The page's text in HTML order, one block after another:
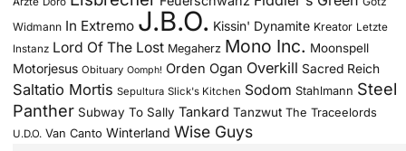
Widmann In Extremo J.B.O. Kissin' Dynamite Kreator Letzte
Instanz Lord Of The Lost Megaherz Mono Inc. Moonspell
Motorjesus Obituary Oomph! Orden Ogan Overkill Sacred Reich
Saltatio Mortis Sepultura Slick's Kitchen Sodom Stahlmann Steel
Panther Subway To Sally Tankard Tanzwut The Traceelords
U.D.O. Van Canto Winterland Wise Guys